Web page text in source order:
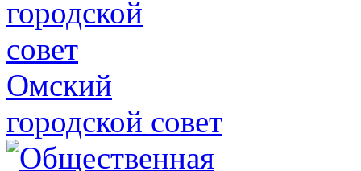
Омский
городской совет